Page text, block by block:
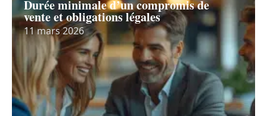
Durée minimale d’un compromis de
vente et obligations légales
11 mars 2026